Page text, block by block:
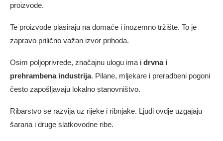
proizvode.
Te proizvode plasiraju na domaće i inozemno tržište. To je
zapravo prilično važan izvor prihoda.
Osim poljoprivrede, značajnu ulogu ima i drvna i
prehrambena industrija. Pilane, mljekare i preradbeni pogoni
često zapošljavaju lokalno stanovništvo.
Ribarstvo se razvija uz rijeke i ribnjake. Ljudi ovdje uzgajaju
šarana i druge slatkovodne ribe.